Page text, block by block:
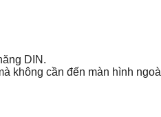
DIN.
không cần đến màn hình